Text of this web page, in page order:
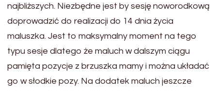
najbliższych. Niezbędne jest by sesję noworodkową
doprowadzić do realizacji do 14 dnia życia
maluszka. Jest to maksymalny moment na tego
typu sesje dlatego że maluch w dalszym ciągu
pamięta pozycje z brzuszka mamy i można układać
go w słodkie pozy. Na dodatek maluch jeszcze